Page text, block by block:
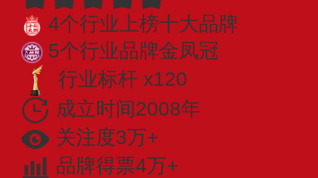
4个行业上榜十大品牌
5个行业品牌金凤冠
行业标杆 x120
成立时间2008年
关注度3万+
品牌得票4万+